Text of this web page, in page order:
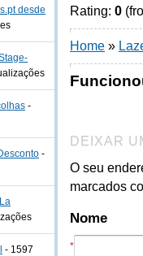
desde
-
-
- 1597
Rating: 0
Home »
DEIXAR
O seu
marcados
Nome
*